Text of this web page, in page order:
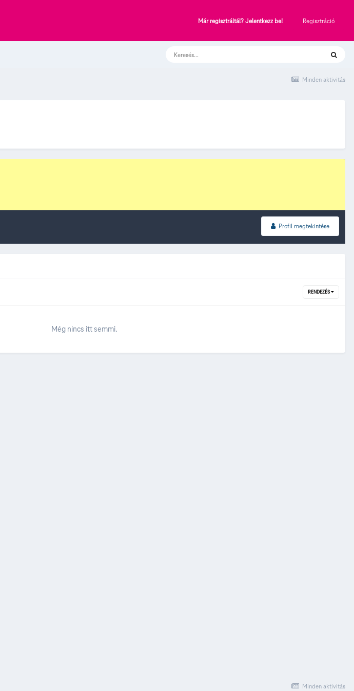
Már regisztráltál? Jelentkezz be! Regisztráció
Minden aktivitás
Profil megtekintése
RENDEZÉS
Még nincs itt semmi.
Minden aktivitás